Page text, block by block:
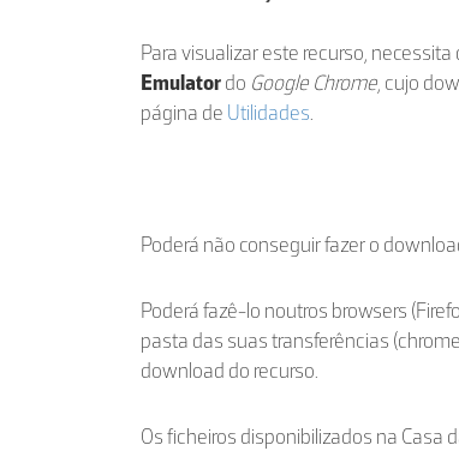
Para visualizar este recurso,
Emulatordo Google Chrome, cujo
página de Utilidades.
Poderá não conseguir fazer o
Poderá fazê-lo noutros browsers
pasta das suas transferências
download do recurso.
Os ficheiros disponibilizados na Casa